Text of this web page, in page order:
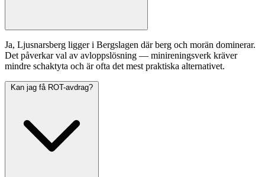
Ja, Ljusnarsberg ligger i Bergslagen där berg och morän dominerar.
Det påverkar val av avloppslösning — minireningsverk kräver
mindre schaktyta och är ofta det mest praktiska alternativet.
Kan jag få ROT-avdrag?